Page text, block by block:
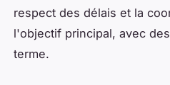
respect des délais et la
l'objectif principal, avec
terme.